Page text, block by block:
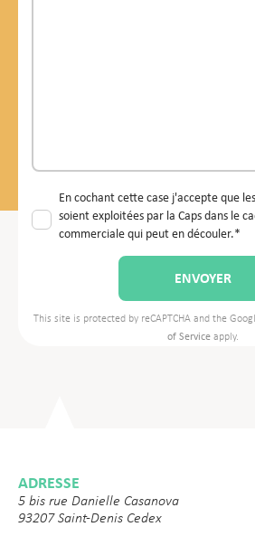
En cochant cette case j'accepte que
soient exploitées par la Caps dans le
commerciale qui peut en découler.*
This site is protected by reCAPTCHA and the
of Serviceapply.
ADRESSE
5 bis rue Danielle Casanova
93207 Saint-Denis Cedex